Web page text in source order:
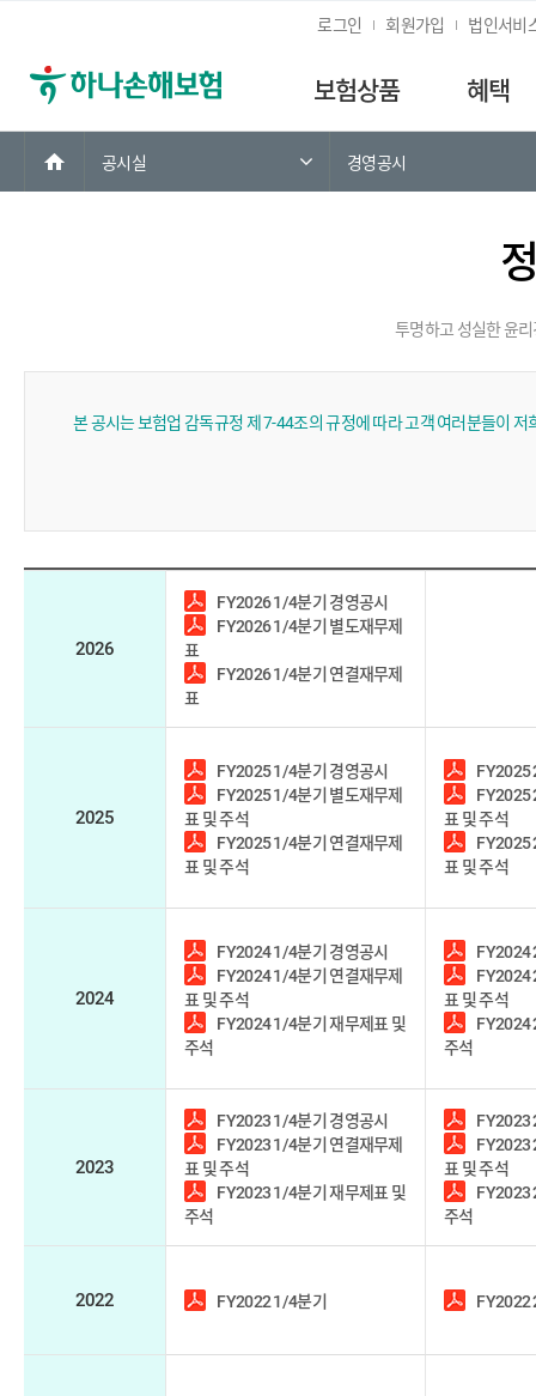
로그인 회원가입 법인서비
보험상품 혜택
공시실 경영공시
투명하고 성실한 윤
본 공시는 보험업 감독규정 제 7-44조의 규정에 따라 고객 여러분들이
4
3/
분
정
기
영
시
2026
FY2026 1/4분기 경영공시
FY2026 1/4분기 별도재무제
표
FY2026 1/4분기 연결재무제
표
2025
FY2025 1/4분기 경영공시
FY2025 1/4분기 별도재무제
표 및 주석
FY2025 1/4분기 연결재무제
표 및 주석
FY2025
FY2025
표 및 주석
FY2025
표 및 주석
2024
FY2024 1/4분기 경영공시
FY2024 1/4분기 연결재무제
표 및 주석
FY2024 1/4분기 재무제표 및
주석
FY2024
FY2024
표 및 주석
FY2024
주석
2023
FY2023 1/4분기 경영공시
FY2023 1/4분기 연결재무제
표 및 주석
FY2023 1/4분기 재무제표 및
주석
FY2023
FY2023
표 및 주석
FY2023
주석
2022 FY2022 1/4분기 FY2022